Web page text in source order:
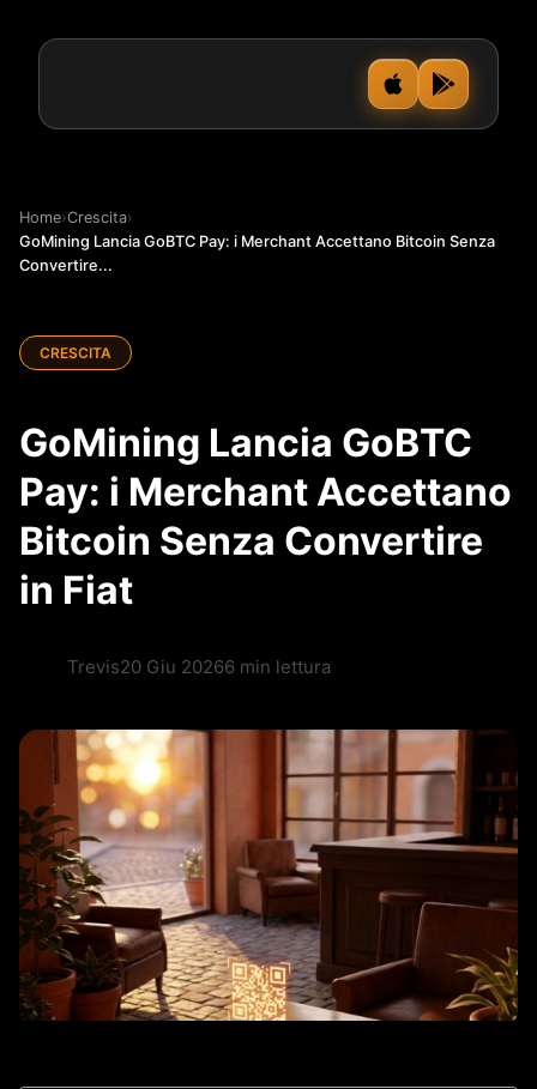
Home›Crescita›
GoMining Lancia GoBTC Pay: i Merchant Accettano Bitcoin Senza
Convertire...
CRESCITA
GoMining Lancia GoBTC
Pay: i Merchant Accettano
Bitcoin Senza Convertire
in Fiat
Trevis20 Giu 20266 min lettura